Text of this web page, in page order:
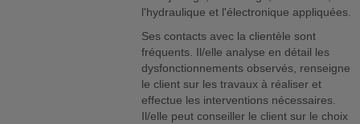
l'hydraulique et l'électronique appliquées.
Ses contacts avec la clientèle sont
fréquents. Il/elle analyse en détail les
dysfonctionnements observés, renseigne
le client sur les travaux à réaliser et
effectue les interventions nécessaires.
Il/elle peut conseiller le client sur le choix